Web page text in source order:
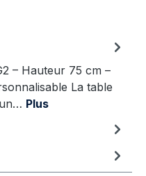
– Hauteur 75 cm –
La table
Plus